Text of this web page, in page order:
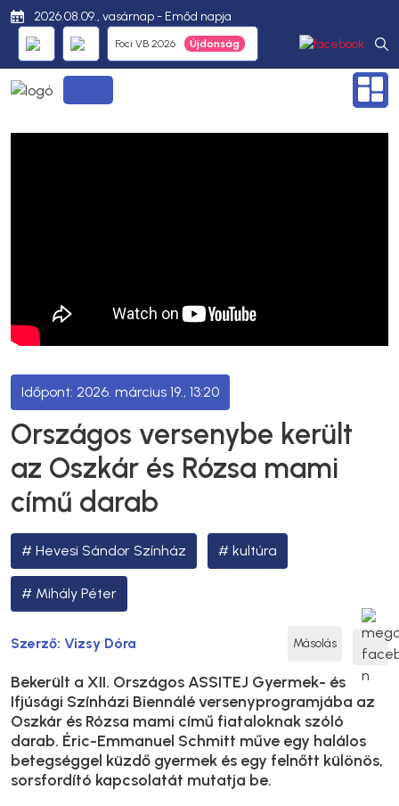
2026.08.09., vasárnap - Emőd napja
Foci VB 2026
2026. március 19., 13:20
Országos versenybe került
az Oszkár és Rózsa mami
című darab
Hevesi Sándor Színház kultúra
Mihály Péter
Szerző: Vizsy Dóra Másolás
Bekerült a XII. Országos ASSITEJ Gyermek- és
Ifjúsági Színházi Biennálé versenyprogramjába az
Oszkár és Rózsa mami című fiataloknak szóló
darab. Éric-Emmanuel Schmitt műve egy halálos
betegséggel küzdő gyermek és egy felnőtt különös,
sorsfordító kapcsolatát mutatja be.